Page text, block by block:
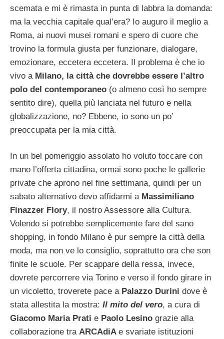
scemata e mi è rimasta in punta di labbra la domanda:
ma la vecchia capitale qual’era? Io auguro il meglio a
Roma, ai nuovi musei romani e spero di cuore che
trovino la formula giusta per funzionare, dialogare,
emozionare, eccetera eccetera. Il problema è che io
vivo a Milano, la città che dovrebbe essere l’altro
polo del contemporaneo (o almeno così ho sempre
sentito dire), quella più lanciata nel futuro e nella
globalizzazione, no? Ebbene, io sono un po’
preoccupata per la mia città.
In un bel pomeriggio assolato ho voluto toccare con
mano l’offerta cittadina, ormai sono poche le gallerie
private che aprono nel fine settimana, quindi per un
sabato alternativo devo affidarmi a Massimiliano
Finazzer Flory, il nostro Assessore alla Cultura.
Volendo si potrebbe semplicemente fare del sano
shopping, in fondo Milano è pur sempre la città della
moda, ma non ve lo consiglio, soprattutto ora che son
finite le scuole. Per scappare della ressa, invece,
dovrete percorrere via Torino e verso il fondo girare in
un vicoletto, troverete pace a Palazzo Durini dove è
stata allestita la mostra: Il mito del vero, a cura di
Giacomo Maria Prati e Paolo Lesino grazie alla
collaborazione tra ARCAdiA e svariate istituzioni